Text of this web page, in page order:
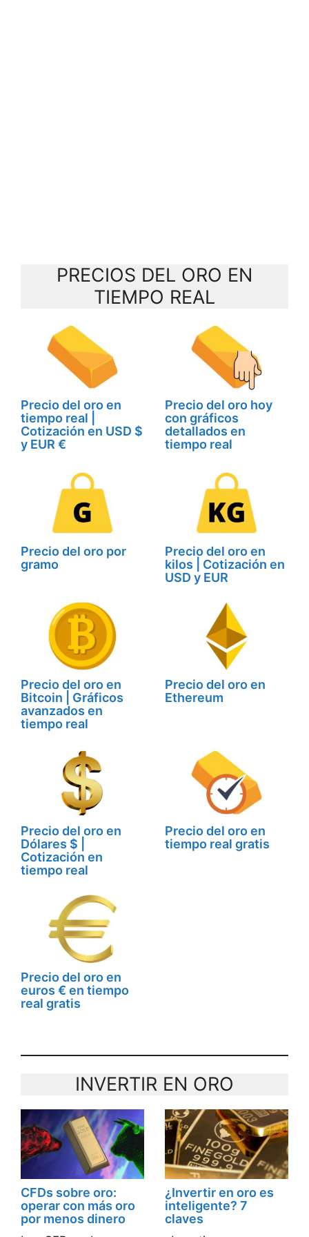
PRECIOS DEL ORO EN
TIEMPO REAL
Precio del oro en
tiempo real |
Cotización en USD $
y EUR €
Precio del oro hoy
con gráficos
detallados en
tiempo real
Precio del oro por
gramo
Precio del oro en
kilos | Cotización en
USD y EUR
Precio del oro en
Bitcoin | Gráficos
avanzados en
tiempo real
Precio del oro en
Ethereum
Precio del oro en
Dólares $ |
Cotización en
tiempo real
Precio del oro en
tiempo real gratis
Precio del oro en
euros € en tiempo
real gratis
INVERTIR EN ORO
CFDs sobre oro:
operar con más oro
por menos dinero
¿Invertir en oro es
inteligente? 7
claves